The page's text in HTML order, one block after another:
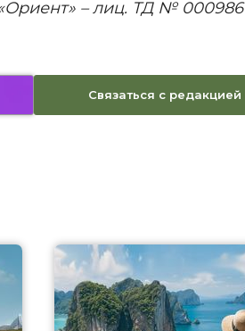
– лиц. ТД №
Связаться с редакцией